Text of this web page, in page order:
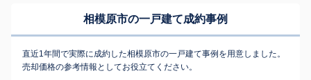
相模原市の一戸建て成約事例
直近1年間で実際に成約した相模原市の一戸建て事例を用意しました。
売却価格の参考情報としてお役立てください。